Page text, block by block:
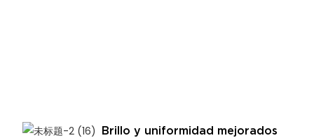
Brillo y uniformidad mejorados